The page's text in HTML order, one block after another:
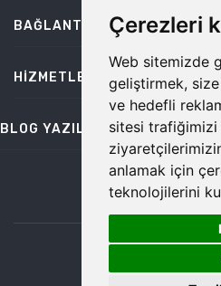
Çerezleri
Web sitemizde
geliştirmek,
ve hedefli
sitesi
anlamak için
teknolojilerini
BAĞLANTILAR
HIZMETLER
BLOG YAZILARI
©2026 Temiz, Her